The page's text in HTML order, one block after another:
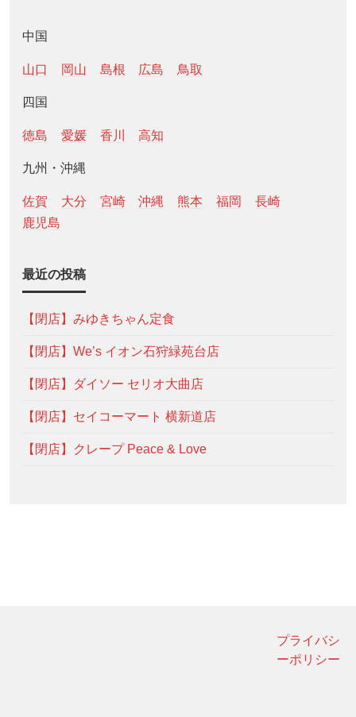
中国
山口 岡山 島根 広島 鳥取
四国
徳島 愛媛 香川 高知
九州・沖縄
佐賀 大分 宮崎 沖縄 熊本 福岡
長崎
鹿児島
最近の投稿
【閉店】みゆきちゃん定食
【閉店】We’s イオン石狩緑苑台店
【閉店】ダイソー セリオ大曲店
【閉店】セイコーマート 横新道店
【閉店】クレープ Peace & Love
プライバシ
ーポリシー